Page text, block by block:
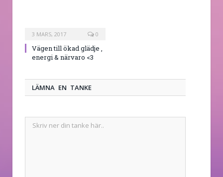
3 MARS, 2017 0
Vägen till ökad glädje ,
energi & närvaro <3
LÄMNA EN TANKE